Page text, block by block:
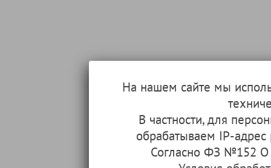
На нашем сайте мы
В частности, для
обрабатываем IP-
Согласно ФЗ №152 О